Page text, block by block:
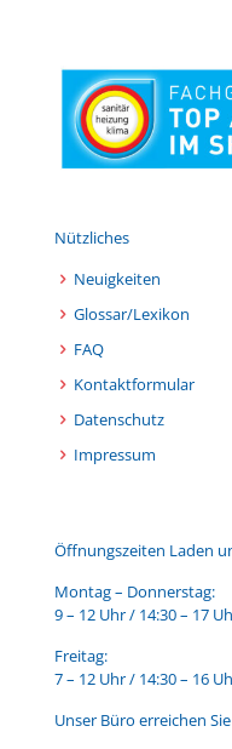
Nützliches
Neuigkeiten
Glossar/Lexikon
FAQ
Kontaktformular
Datenschutz
Impressum
Öffnungszeiten Laden
Montag – Donnerstag:
9 – 12 Uhr / 14:30 – 17
Freitag:
7 – 12 Uhr / 14:30 – 16
Unser Büro erreichen